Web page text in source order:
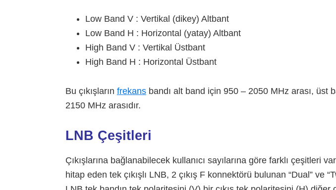
Low Band V : Vertikal (dikey) Altbant
Low Band H : Horizontal (yatay) Altbant
High Band V : Vertikal Üstbant
High Band H : Horizontal Üstbant
Bu çıkışların frekans bandı alt band için 950 – 2050 MHz arası, üst
2150 MHz arasıdır.
LNB Çeşitleri
Çıkışlarına bağlanabilecek kullanıcı sayılarına göre farklı çeşitleri
hitap eden tek çıkışlı LNB, 2 çıkış F konnektörü bulunan “Dual” ve